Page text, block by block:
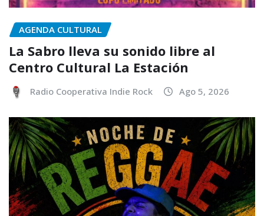
AGENDA CULTURAL
La Sabro lleva su sonido libre al
Centro Cultural La Estación
Radio Cooperativa Indie Rock Ago 5, 2026